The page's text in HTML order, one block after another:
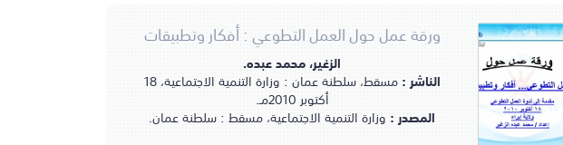
ورقة عمل حول العمل التطوعي : أفكار وتطبيقات
الزغير، محمد عبده.
الناشر : مسقط، سلطنة عمان : وزارة التنمية الاجتماعية، 18
أكتوبر 2010مـ.
المصدر : وزارة التنمية الاجتماعية، مسقط : سلطنة عمان.